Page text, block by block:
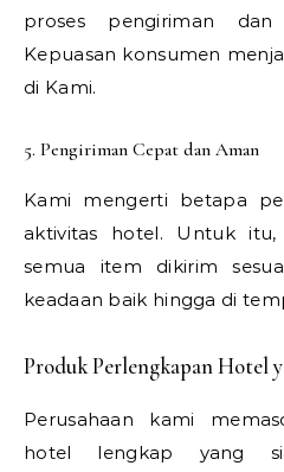
proses pengiriman
Kepuasan konsumen
di Kami.
5. Pengiriman Cepat dan Aman
Kami mengerti betapa
aktivitas hotel. Untuk
semua item dikirim
keadaan baik hingga di
Produk Perlengkapan Hotel
Perusahaan kami
hotel lengkap yang